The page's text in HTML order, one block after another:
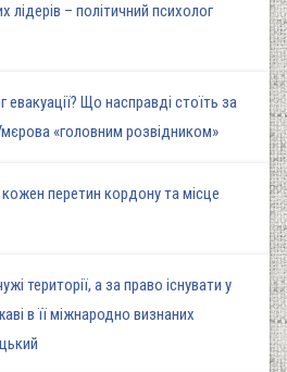
лідерів – політичний психолог
евакуації? Що насправді стоїть за
«головним розвідником»
перетин кордону та місце
території, а за право існувати у
в її міжнародно визнаних